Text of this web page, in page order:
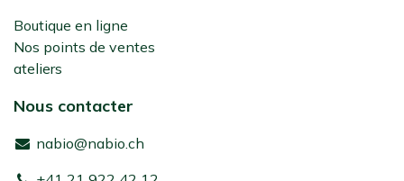
Boutique en ligne
Nos points de ventes
ateliers
Nous contacter
nabio@nabio.ch